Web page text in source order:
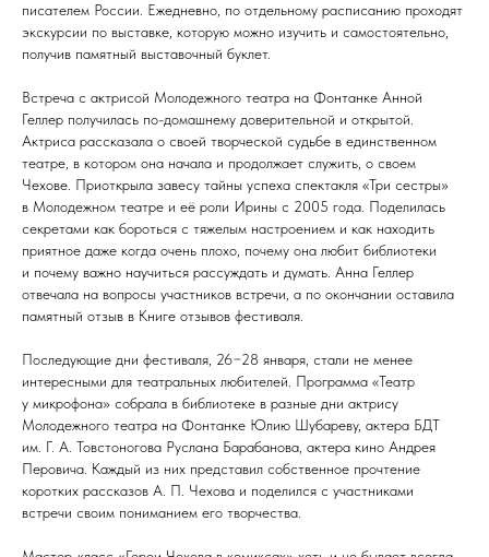
писателем России. Ежедневно, по отдельному расписанию проходят
экскурсии по выставке, которую можно изучить и самостоятельно,
получив памятный выставочный буклет.
Встреча с актрисой Молодежного театра на Фонтанке Анной
Геллер получилась по-домашнему доверительной и открытой.
Актриса рассказала о своей творческой судьбе в единственном
театре, в котором она начала и продолжает служить, о своем
Чехове. Приоткрыла завесу тайны успеха спектакля «Три сестры»
в Молодежном театре и её роли Ирины с 2005 года. Поделилась
секретами как бороться с тяжелым настроением и как находить
приятное даже когда очень плохо, почему она любит библиотеки
и почему важно научиться рассуждать и думать. Анна Геллер
отвечала на вопросы участников встречи, а по окончании оставила
памятный отзыв в Книге отзывов фестиваля.
Последующие дни фестиваля, 26−28 января, стали не менее
интересными для театральных любителей. Программа «Театр
у микрофона» собрала в библиотеке в разные дни актрису
Молодежного театра на Фонтанке Юлию Шубареву, актера БДТ
им. Г. А. Товстоногова Руслана Барабанова, актера кино Андрея
Перовича. Каждый из них представил собственное прочтение
коротких рассказов А. П. Чехова и поделился с участниками
встречи своим пониманием его творчества.